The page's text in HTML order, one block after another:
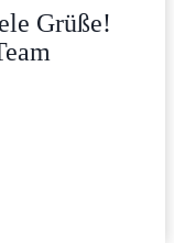
Grüße!